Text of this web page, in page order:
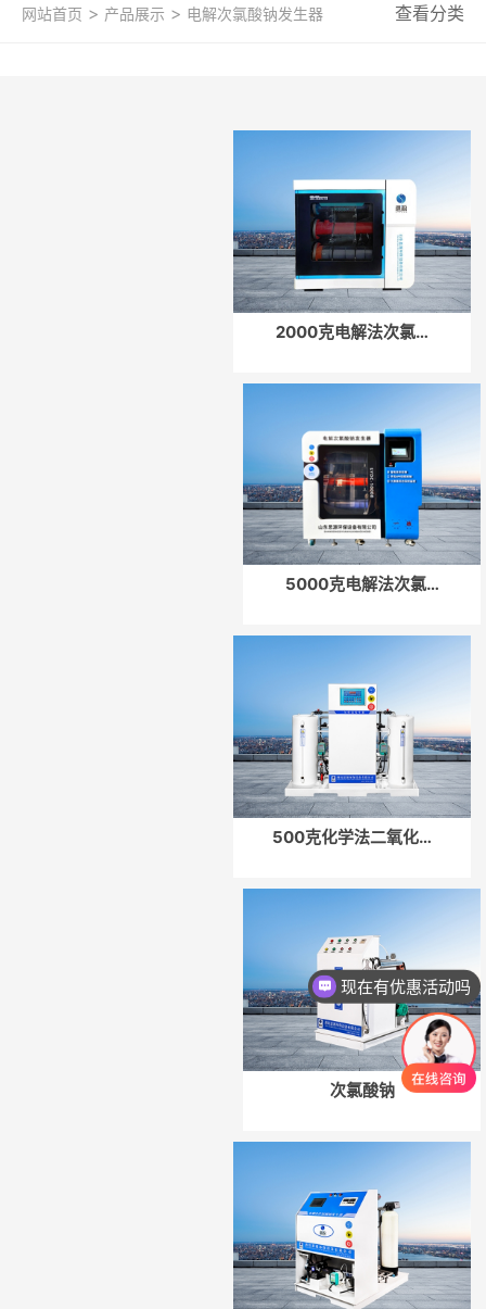
网站首页 > 产品展示 > 电解次氯酸钠发生器 查看分类
2000克电解法次氯…
5000克电解法次氯…
500克化学法二氧化…
次氯酸钠
点击复制微信号
现在有优惠活动吗